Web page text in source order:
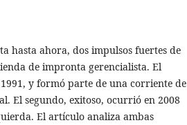
hasta ahora, dos impulsos fuertes de
de impronta gerencialista. El
y formó parte de una corriente de
El segundo, exitoso, ocurrió en 2008
El artículo analiza ambas